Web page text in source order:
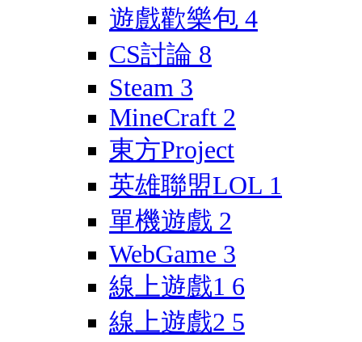
遊戲歡樂包 4
CS討論 8
Steam 3
MineCraft 2
東方Project
英雄聯盟LOL 1
單機遊戲 2
WebGame 3
線上遊戲1 6
線上遊戲2 5